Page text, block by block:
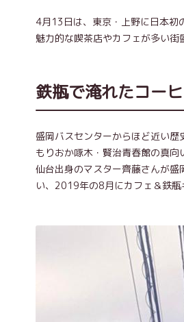
4月13日は、東京・上野に日本初
魅力的な喫茶店やカフェが多い街
鉄瓶で淹れたコー
盛岡バスセンターからほど近い歴
もりおか啄木・賢治青春館の真向
仙台出身のマスター齊藤さんが
い、2019年の8月にカフェ＆鉄瓶